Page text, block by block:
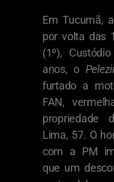
Em Tucumã,
por volta das
(1º),
anos, o
furtado a
FAN,
propriedade
Lima, 57. O
com a PM
que um